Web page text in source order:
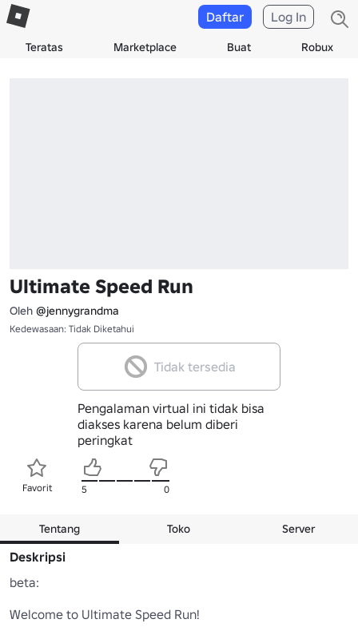
Teratas Marketplace Buat Robux
Daftar Log In
Ultimate Speed Run
Oleh @jennygrandma
Kedewasaan: Tidak Diketahui
Tidak tersedia
Pengalaman virtual ini tidak bisa
diakses karena belum diberi
peringkat
Favorit 5 0
Tentang Toko Server
Deskripsi
beta:
Welcome to Ultimate Speed Run!